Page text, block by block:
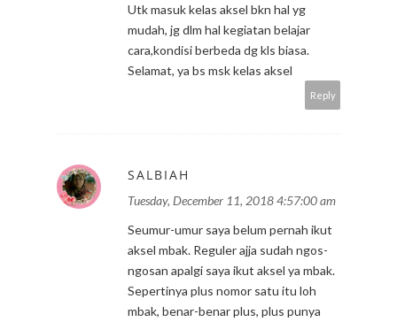
Utk masuk kelas aksel bkn hal yg
mudah, jg dlm hal kegiatan belajar
cara,kondisi berbeda dg kls biasa.
Selamat, ya bs msk kelas aksel
Reply
SALBIAH
Tuesday, December 11, 2018 4:57:00 am
Seumur-umur saya belum pernah ikut
aksel mbak. Reguler ajja sudah ngos-
ngosan apalgi saya ikut aksel ya mbak.
Sepertinya plus nomor satu itu loh
mbak, benar-benar plus, plus punya